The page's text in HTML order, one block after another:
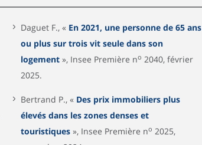
Daguet F., « En 2021, une personne de 65 ans
ou plus sur trois vit seule dans son
logement », Insee Première no 2040, février
2025.
Bertrand P., « Des prix immobiliers plus
élevés dans les zones denses et
touristiques », Insee Première no 2025,